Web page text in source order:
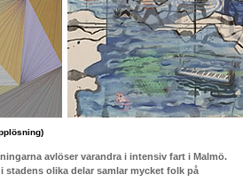
avlöser varandra i intensiv fart i Malmö.
stadens olika delar samlar mycket folk på